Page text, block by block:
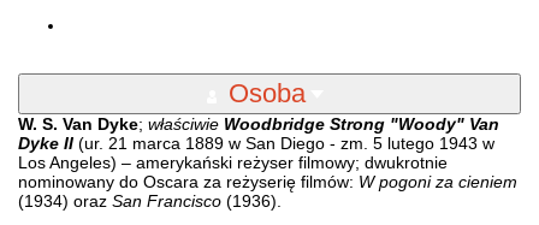
Osoba
W. S. Van Dyke; właściwie Woodbridge Strong "Woody" Van
Dyke II (ur. 21 marca 1889 w San Diego - zm. 5 lutego 1943 w
Los Angeles) – amerykański reżyser filmowy; dwukrotnie
nominowany do Oscara za reżyserię filmów: W pogoni za cieniem
(1934) oraz San Francisco (1936).